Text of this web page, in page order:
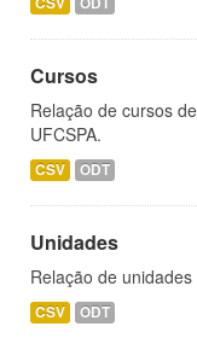
Cursos
Relação de cursos
UFCSPA.
CSV ODT
Unidades
Relação de unidades
CSV ODT